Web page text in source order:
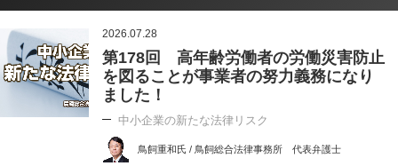
2026.07.28
第178回 高年齢労働者の労働災害防止
を図ることが事業者の努力義務になり
ました！
中小企業の新たな法律リスク
鳥飼重和氏 / 鳥飼総合法律事務所 代表弁護士